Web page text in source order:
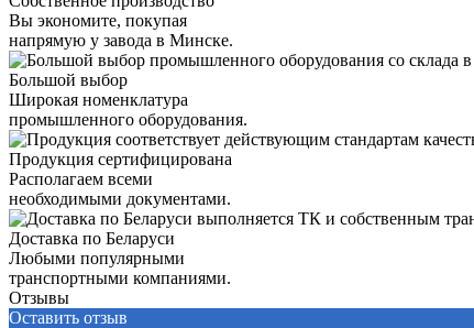
Вы экономите, покупая
напрямую у завода в Минске.
Большой выбор
Широкая номенклатура
промышленного оборудования.
Продукция сертифицирована
Располагаем всеми
необходимыми документами.
Доставка по Беларуси
Любыми популярными
транспортными компаниями.
Отзывы
Оставить отзыв